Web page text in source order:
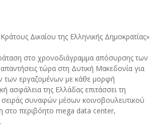
Δικαίου της Ελληνικής Δημοκρατίας»
στο χρονοδιάγραμμα απόσυρσης των
τώρα στη Δυτική Μακεδονία για
των εργαζομένων με κάθε μορφή
ασφάλεια της Ελλάδας επιτάσσει τη
σειράς συναφών μέσων κοινοβουλευτικού
στο περιβόητο mega data center,